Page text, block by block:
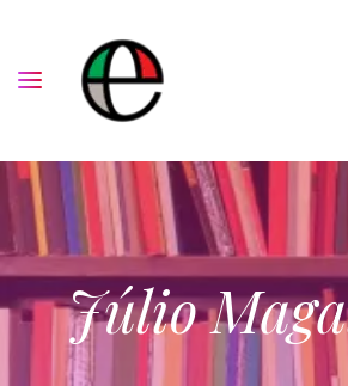
Júlio